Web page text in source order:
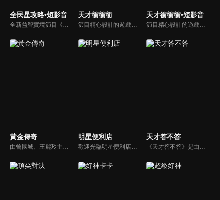
全民星攻略•短影音 天才衝衝衝
節目精心設計的遊戲內容，包括深受觀眾喜愛並且火紅於各大專院校的【TEMPO系列】，考驗藝人用肢體表達能力以及聯想能力的【你是WORD演】、【會演是英雄】，考驗英文程度的【EAR傳耳ABC】，超簡單、超爆笑的【看你怎麼說】，以及考驗藝人反應、機智以及隊友默契的【不可能的默契】等單元，逗趣又爆笑！
天才衝衝衝•短影音
節目精心設計的遊戲內容，包括深受觀眾喜愛並且火紅於各大專院校的【TEMPO系列】，考驗藝人用肢體表達能力以及聯想能力的【你是WORD演】、【會演是英雄】，考驗英文程度的【EAR傳耳ABC】，超簡單、超爆笑的【看你怎麼說】，以及考驗藝人反應、機智以及隊友默契的【不可能的默契】等單元，逗趣又爆笑！
黃金傳奇
由曾國城、王麗玲主持，許多人記憶中的經典外景綜藝節目之一。每次闖關成功的隊伍，可獲得藏寶圖；拼湊出完整藏寶圖者，可憑著藏寶圖提示至寶箱放置處；最後以正確寶箱之正確答案鑰匙開啟成功者，除隊長本身外的每位參賽者，即可獲得價值新台幣5萬元之黃金金牌。
明星便利店
歡迎光臨明星便利店！你覺得便利店裡面有什麼？關東煮？茶葉蛋？還是讓你尖叫的大明星？一家擁有明星的便利店，到底有多稀奇，你會不會想要光臨呢？
天才答不答
《天才答不答》是由吳宗憲和吳怡霈共同主持的益智節目。節目設立高額的獎金來考驗藝人們真實的人性，同時將題目立體化，讓你身歷其境去冒險答題。更有哪些出乎意料的處罰，讓藝人羞愧的不想再答錯！一個最接近「人性」與「真實」的益智節目，現在就讓吳宗憲帶你輕鬆玩轉知識。